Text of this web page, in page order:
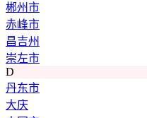
郴州市
赤峰市
昌吉州
崇左市
D
丹东市
大庆